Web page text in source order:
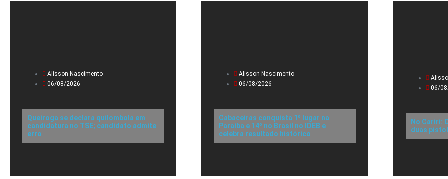
Alisson Nascimento
06/08/2026
Queiroga se declara quilombola em
candidatura no TSE; candidato admite
erro
Alisson Nascimento
06/08/2026
Cabaceiras conquista 1º lugar na
Paraíba e 14º no Brasil no IDEB e
celebra resultado histórico
06/
No Cariri:
duas